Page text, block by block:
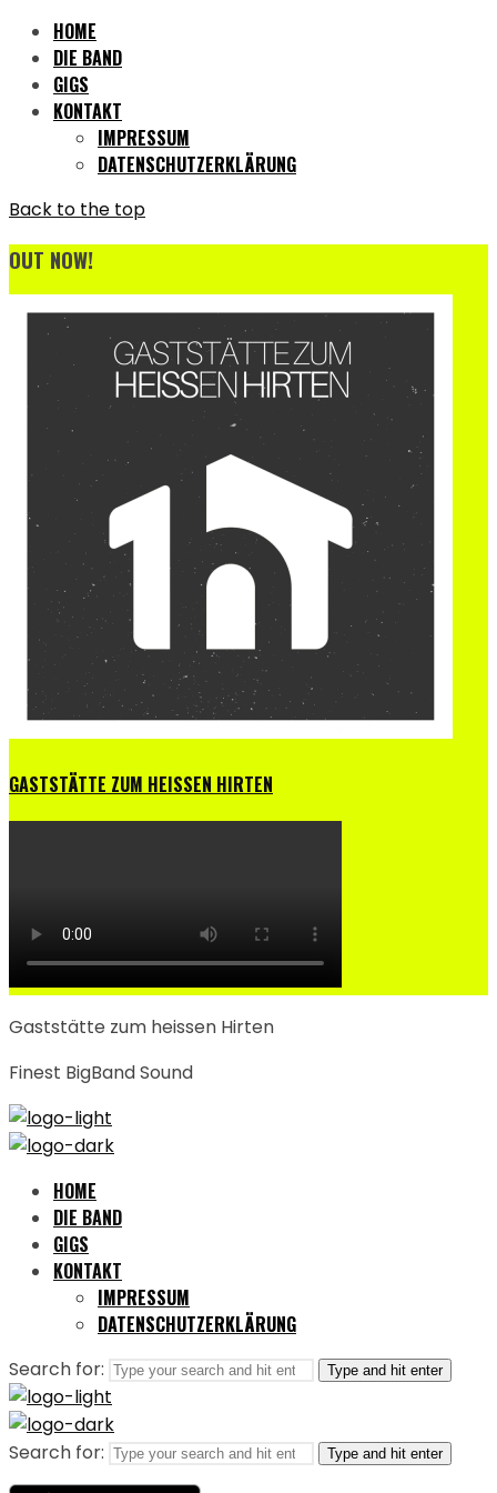
HOME
DIE BAND
GIGS
KONTAKT
IMPRESSUM
DATENSCHUTZERKLÄRUNG
Back to the top
OUT NOW!
GASTSTÄTTE ZUM HEISSEN HIRTEN
Gaststätte zum heissen Hirten
Finest BigBand Sound
HOME
DIE BAND
GIGS
KONTAKT
IMPRESSUM
DATENSCHUTZERKLÄRUNG
Search for: Type and hit enter
Search for: Type and hit enter